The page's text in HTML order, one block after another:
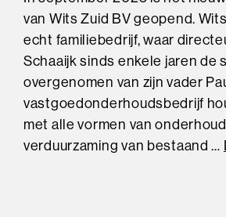
van Wits Zuid BV geopend.
echt familiebedrijf, waar
Schaaijk sinds enkele jaren de
overgenomen van zijn vader
vastgoedonderhoudsbedrijf
met alle vormen van
verduurzaming van bestaand …